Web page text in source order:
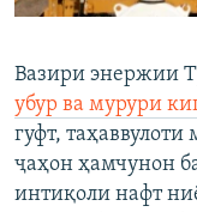
Вазири энержии
убур ва мурури
гуфт,
ҷаҳон ҳамчунон
интиқоли нафт